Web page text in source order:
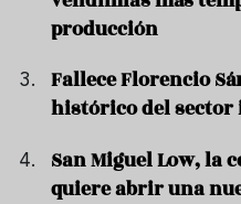
producción
Fallece Florencio
histórico del sector
San Miguel Low, la
quiere abrir una